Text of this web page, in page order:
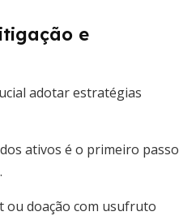
e
adotar estratégias
ativos é o primeiro passo
ou doação com usufruto